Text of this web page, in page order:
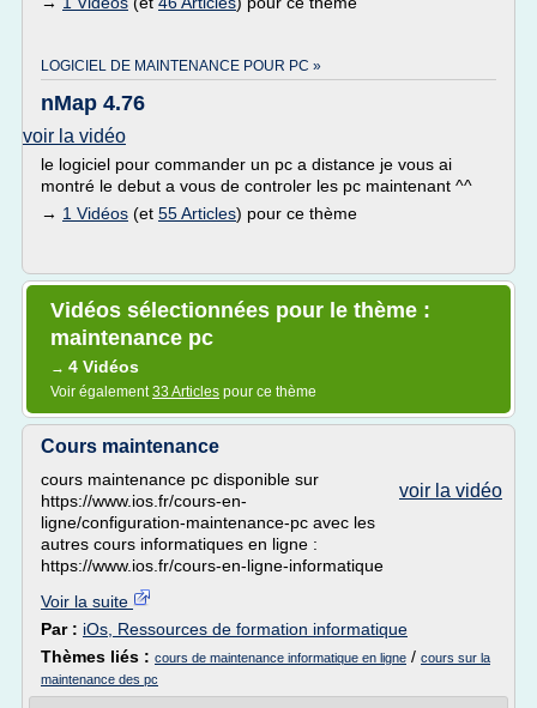
LOGICIEL DE MAINTENANCE POUR PC »
nMap 4.76
voir la vidéo
le logiciel pour commander un pc a distance je vous ai
montré le debut a vous de controler les pc maintenant ^^
→ 1 Vidéos (et 55 Articles) pour ce thème
Vidéos sélectionnées pour le thème :
maintenance pc
→ 4 Vidéos
Voir également33 Articles pour ce thème
Cours maintenance
voir la vidéo
cours maintenance pc disponible sur
https://www.ios.fr/cours-en-
ligne/configuration-maintenance-pc avec les
autres cours informatiques en ligne :
https://www.ios.fr/cours-en-ligne-informatique
Voir la suite
Par : iOs, Ressources de formation informatique
Thèmes liés : cours de maintenance informatique en ligne / cours sur la
maintenance des pc